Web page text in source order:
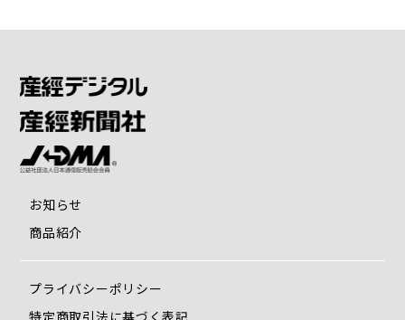
お知らせ
商品紹介
プライバシーポリシー
特定商取引法に基づく表記